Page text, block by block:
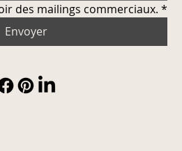
des mailings commerciaux. *
Envoyer